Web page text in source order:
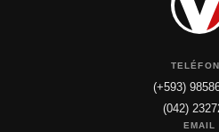
(+593)
(042)
EMAIL